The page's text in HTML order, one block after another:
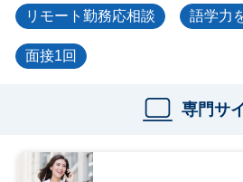
リモート勤務応相談 語学力
面接1回
専門サ